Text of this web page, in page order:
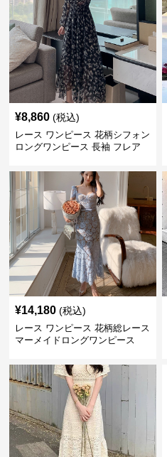
¥8,860 (税込)
レース ワンピース 花柄シフォン
ロングワンピース 長袖 フレア
¥14,180 (税込)
レース ワンピース 花柄総レース
マーメイドロングワンピース